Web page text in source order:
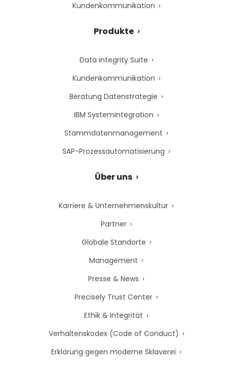
Kundenkommunikation
Produkte
Data Integrity Suite
Kundenkommunikation
Beratung Datenstrategie
IBM Systemintegration
Stammdatenmanagement
SAP-Prozessautomatisierung
Über uns
Karriere & Unternehmenskultur
Partner
Globale Standorte
Management
Presse & News
Precisely Trust Center
Ethik & Integrität
Verhaltenskodex (Code of Conduct)
Erklärung gegen moderne Sklaverei